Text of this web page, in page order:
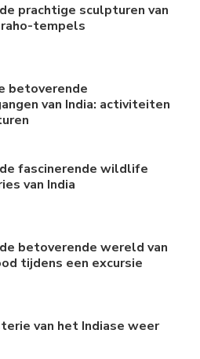
prachtige sculpturen van
tempels
betoverende
van India: activiteiten
fascinerende wildlife
van India
betoverende wereld van
tijdens een excursie
van het Indiase weer